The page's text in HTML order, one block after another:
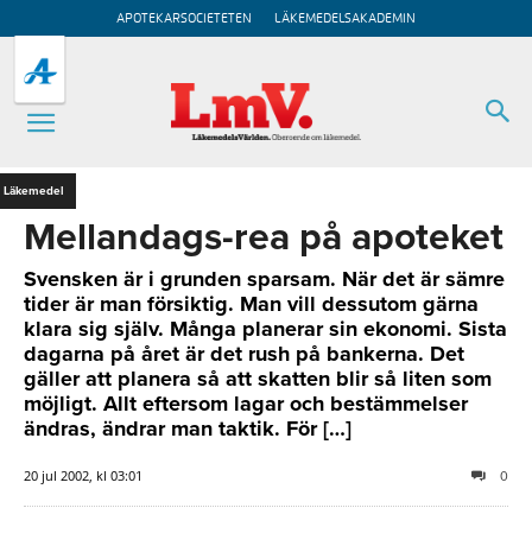
APOTEKARSOCIETETEN LÄKEMEDELSAKADEMIN
Läkemedel
Mellandags-rea på apoteket
Svensken är i grunden sparsam. När det är sämre
tider är man försiktig. Man vill dessutom gärna
klara sig själv. Många planerar sin ekonomi. Sista
dagarna på året är det rush på bankerna. Det
gäller att planera så att skatten blir så liten som
möjligt. Allt eftersom lagar och bestämmelser
ändras, ändrar man taktik. För […]
20 jul 2002, kl 03:01 0